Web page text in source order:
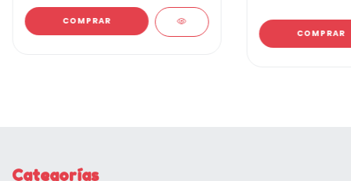
COMPRAR
COMPRAR
Categorías